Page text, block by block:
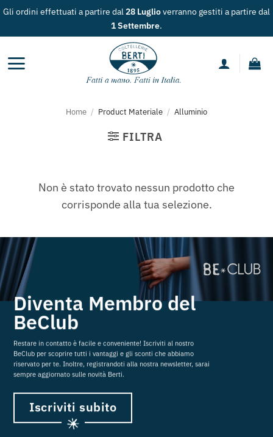
Salta
Gli ordini effettuati a partire dal28 Luglioverranno gestiti a partire dal
1 Settembre.
Home / Product Materiale / Alluminio
FILTRA
Non è stato trovato nessun prodotto che
corrisponde alla tua selezione.
Diventa Membro del
BeClub
Restare in contatto è facile e conveniente! Iscriviti al nostro
BeClub per scoprire tutti i vantaggi e gli sconti che abbiamo
riservato per te. Inoltre, registrandoti alla nostra newsletter, sarai
sempre aggiornato sulle novità Berti.
Iscriviti subito